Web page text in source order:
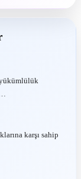
karşı sahip